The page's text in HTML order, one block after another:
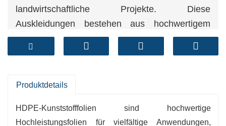
landwirtschaftliche Projekte. Diese
Auskleidungen bestehen aus hochwertigem
Polyethylen, das sich durch hervorragende
chemische Beständigkeit, UV-Beständigkeit und
Beanspruchung auszeichnet und sich daher
Gebrauch eignet.
Produktdetails
HDPE-Kunststofffolien sind hochwertige
Hochleistungsfolien für vielfältige Anwendungen,